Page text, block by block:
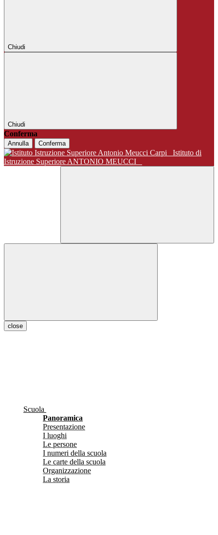
Chiudi
Chiudi
Conferma
Annulla Conferma
Istituto di
Istruzione Superiore ANTONIO MEUCCI
close
Scuola
Panoramica
Presentazione
I luoghi
Le persone
I numeri della scuola
Le carte della scuola
Organizzazione
La storia